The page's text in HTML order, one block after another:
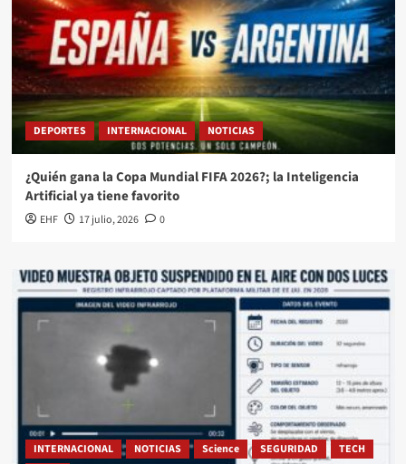
DEPORTES INTERNACIONAL NOTICIAS
¿Quién gana la Copa Mundial FIFA 2026?; la Inteligencia
Artificial ya tiene favorito
EHF 17 julio, 2026 0
INTERNACIONAL NOTICIAS Science SEGURIDAD
TECH